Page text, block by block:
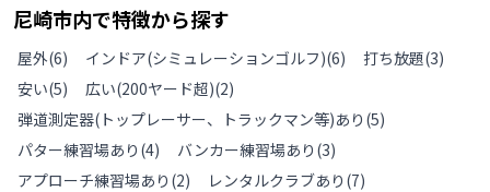
尼崎市内で特徴から探す
屋外(6) インドア(シミュレーションゴルフ)(6) 打ち放題(3)
安い(5) 広い(200ヤード超)(2)
弾道測定器(トップレーサー、トラックマン等)あり (5)
パター練習場あり (4) バンカー練習場あり (3)
アプローチ練習場あり (2) レンタルクラブあり (7)